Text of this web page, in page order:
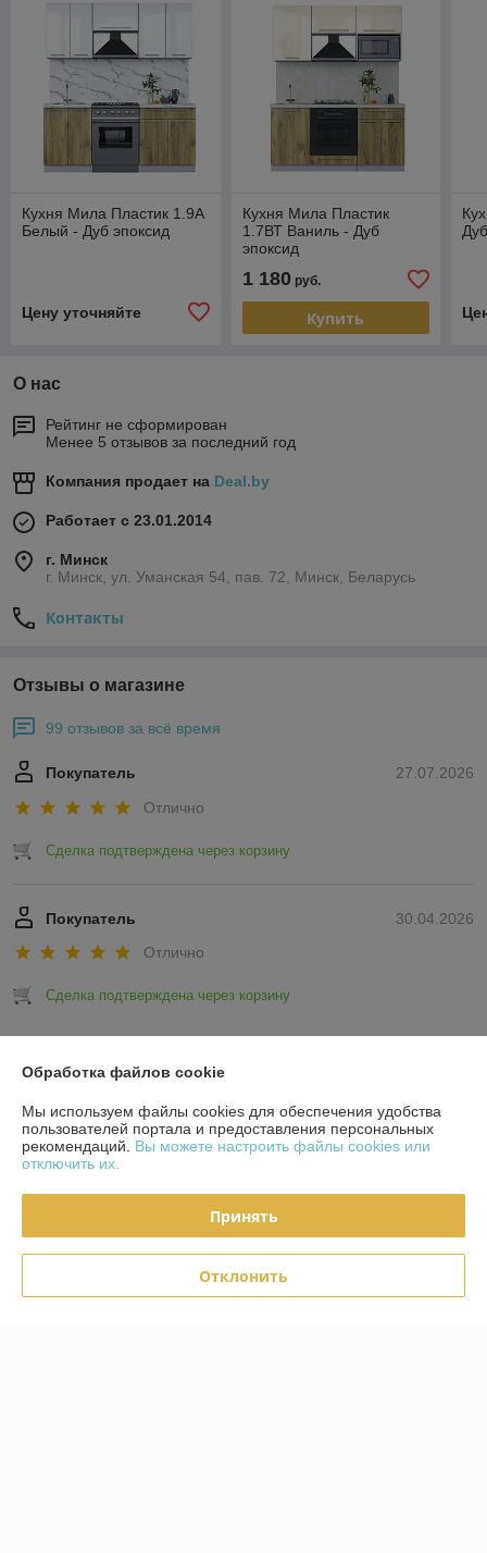
Кухня Мила Пластик 1.9А
Белый - Дуб эпоксид
Цену уточняйте
Кухня Мила Пластик
1.7ВТ Ваниль - Дуб
эпоксид
1 180руб.
Купить
О нас
Рейтинг не сформирован
Менее 5 отзывов за последний год
Компания продает на Deal.by
Работает с 23.01.2014
г. Минск
г. Минск, ул. Уманская 54, пав. 72, Минск, Беларусь
Контакты
Отзывы о магазине
99 отзывов за всё время
27.07.2026
Покупатель
Отлично
Сделка подтверждена через корзину
30.04.2026
Покупатель
Отлично
Сделка подтверждена через корзину
О нас
Контакты
Обработка файлов cookie
Мы используем файлы cookies для обеспечения удобства
пользователей портала и предоставления персональных
рекомендаций. Вы можете настроить файлы cookies или
отключить их.
Принять
Отклонить